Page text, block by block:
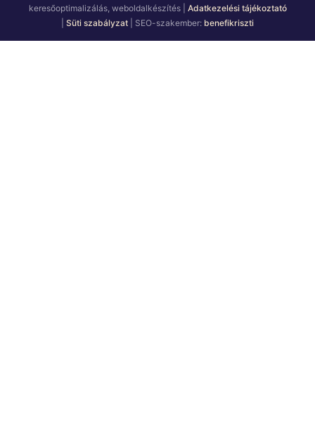
keresőoptimalizálás, weboldalkészítés | Adatkezelési tájékoztató
Süti szabályzat | SEO-szakember: benefikriszti